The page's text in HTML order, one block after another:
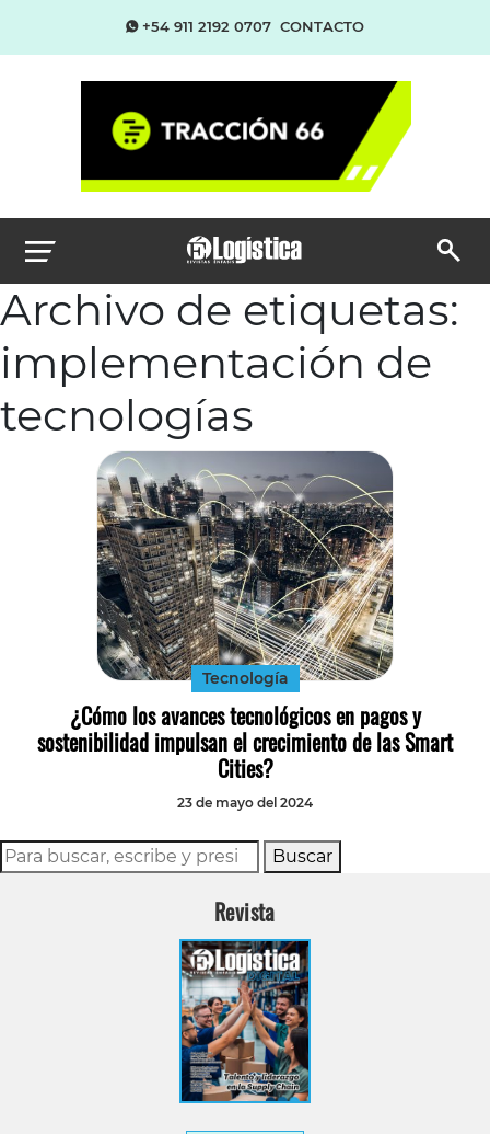
+54 911 2192 0707 CONTACTO
Archivo de etiquetas:
implementación de
tecnologías
Tecnología
¿Cómo los avances tecnológicos en pagos y
sostenibilidad impulsan el crecimiento de las Smart
Cities?
23 de mayo del 2024
Buscar
Revista